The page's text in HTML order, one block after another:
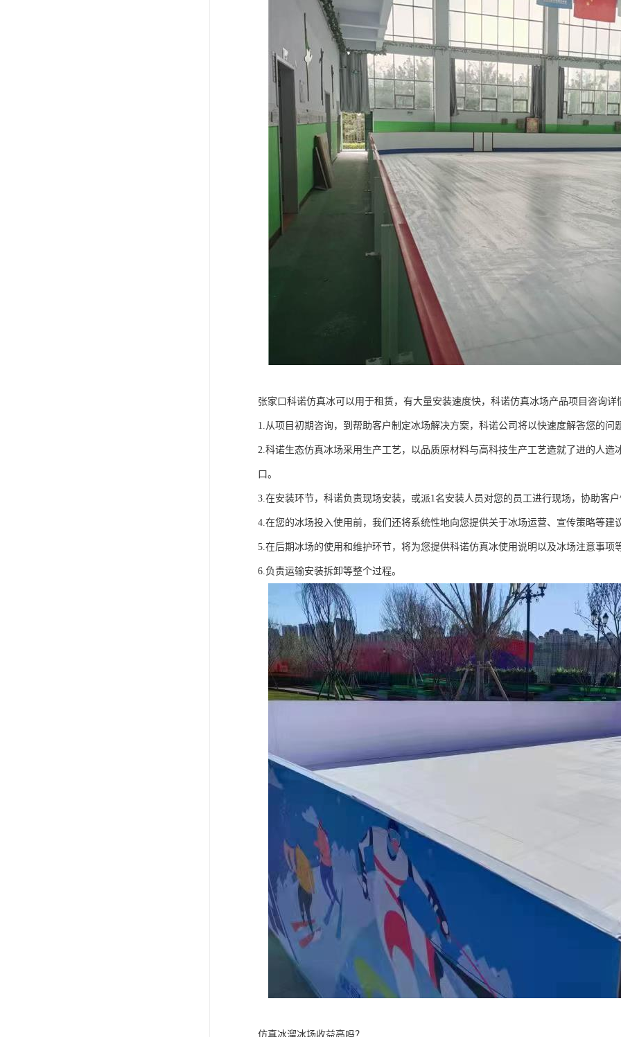
张家口科诺仿真冰可以用于租赁，有大量安装速度快，科诺仿真冰场产品项目咨询详
1.从项目初期咨询，到帮助客户制定冰场解决方案，科诺公司将以快速度解答您的问
2.科诺生态仿真冰场采用生产工艺，以品质原材料与高科技生产工艺造就了进的人
口。
3.在安装环节，科诺负责现场安装，或派1名安装人员对您的员工进行现场，协助客
4.在您的冰场投入使用前，我们还将系统性地向您提供关于冰场运营、宣传策略等建
5.在后期冰场的使用和维护环节，将为您提供科诺仿真冰使用说明以及冰场注意事项
6.负责运输安装拆卸等整个过程。
仿真冰溜冰场收益高吗？